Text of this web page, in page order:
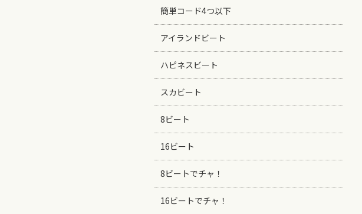
簡単コード4つ以下
アイランドビート
ハピネスビート
スカビート
8ビート
16ビート
8ビートでチャ！
16ビートでチャ！